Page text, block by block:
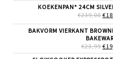
KOEKENPAN* 24CM
€239,00 €
BAKVORM VIERKANT
€23,99 €